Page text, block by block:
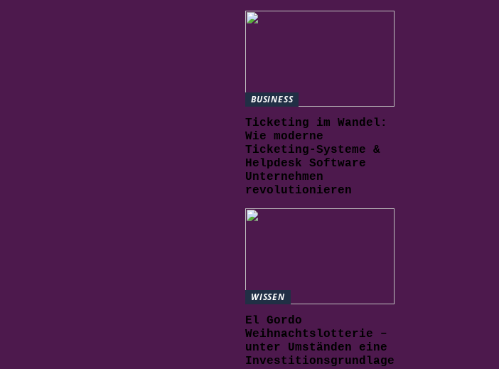
BUSINESS
Ticketing im Wandel:
Wie moderne
Ticketing-Systeme &
Helpdesk Software
Unternehmen
revolutionieren
WISSEN
El Gordo
Weihnachtslotterie –
unter Umständen eine
Investitionsgrundlage